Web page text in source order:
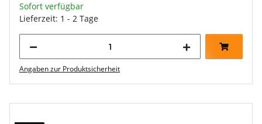
Sofort verfügbar
Lieferzeit: 1 - 2 Tage
Angaben zur Produktsicherheit